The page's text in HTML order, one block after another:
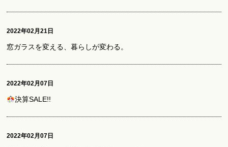
2022年02月21日
窓ガラスを変える、暮らしが変わる。
2022年02月07日
決算SALE!!
2022年02月07日